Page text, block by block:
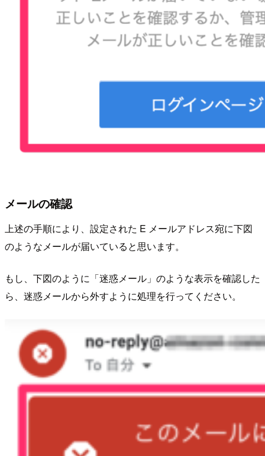
メールの確認
上述の手順により、設定された E メールアドレス宛に下図
のようなメールが届いていると思います。
もし、下図のように「迷惑メール」のような表示を確認した
ら、迷惑メールから外すように処理を行ってください。